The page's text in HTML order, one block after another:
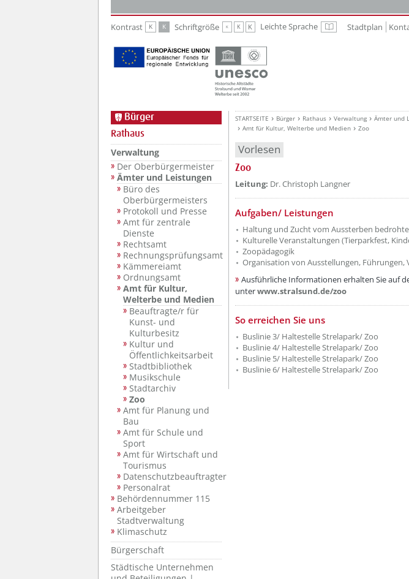
Kontrast K K Schriftgröße K K K Leichte Sprache Leichte Sprache
Stadtplan
Bürger
Rathaus
Verwaltung
Der Oberbürgermeister
Ämter und Leistungen
Büro des
Oberbürgermeisters
Protokoll und Presse
Amt für zentrale
Dienste
Rechtsamt
Rechnungsprüfungsamt
Kämmereiamt
Ordnungsamt
Amt für Kultur,
Welterbe und Medien
Beauftragte/r für
Kunst- und
Kulturbesitz
Kultur und
Öffentlichkeitsarbeit
Stadtbibliothek
Musikschule
Stadtarchiv
Zoo
Amt für Planung und
Bau
Amt für Schule und
Sport
Amt für Wirtschaft und
Tourismus
Datenschutzbeauftragter
Personalrat
Behördennummer 115
Arbeitgeber
Stadtverwaltung
Klimaschutz
Bürgerschaft
Städtische Unternehmen
STARTSEITE Bürger Rathaus Verwaltung
Ämter und
Amt für Kultur, Welterbe und Medien
Zoo
Vorlesen
Zoo
Leitung: Dr. Christoph Langner
Aufgaben/ Leistungen
Haltung und Zucht vom Aussterben
Kulturelle Veranstaltungen (Tierparkfest,
Zoopädagogik
Organisation von Ausstellungen,
Ausführliche Informationen erhalten Sie auf
unterwww.stralsund.de/zoo
So erreichen Sie uns
Buslinie 3/ Haltestelle Strelapark/ Zoo
Buslinie 4/ Haltestelle Strelapark/ Zoo
Buslinie 5/ Haltestelle Strelapark/ Zoo
Buslinie 6/ Haltestelle Strelapark/ Zoo